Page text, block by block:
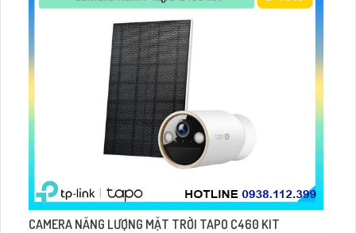
CAMERA NĂNG LƯỢNG MẶT TRỜI TAPO C460 KIT